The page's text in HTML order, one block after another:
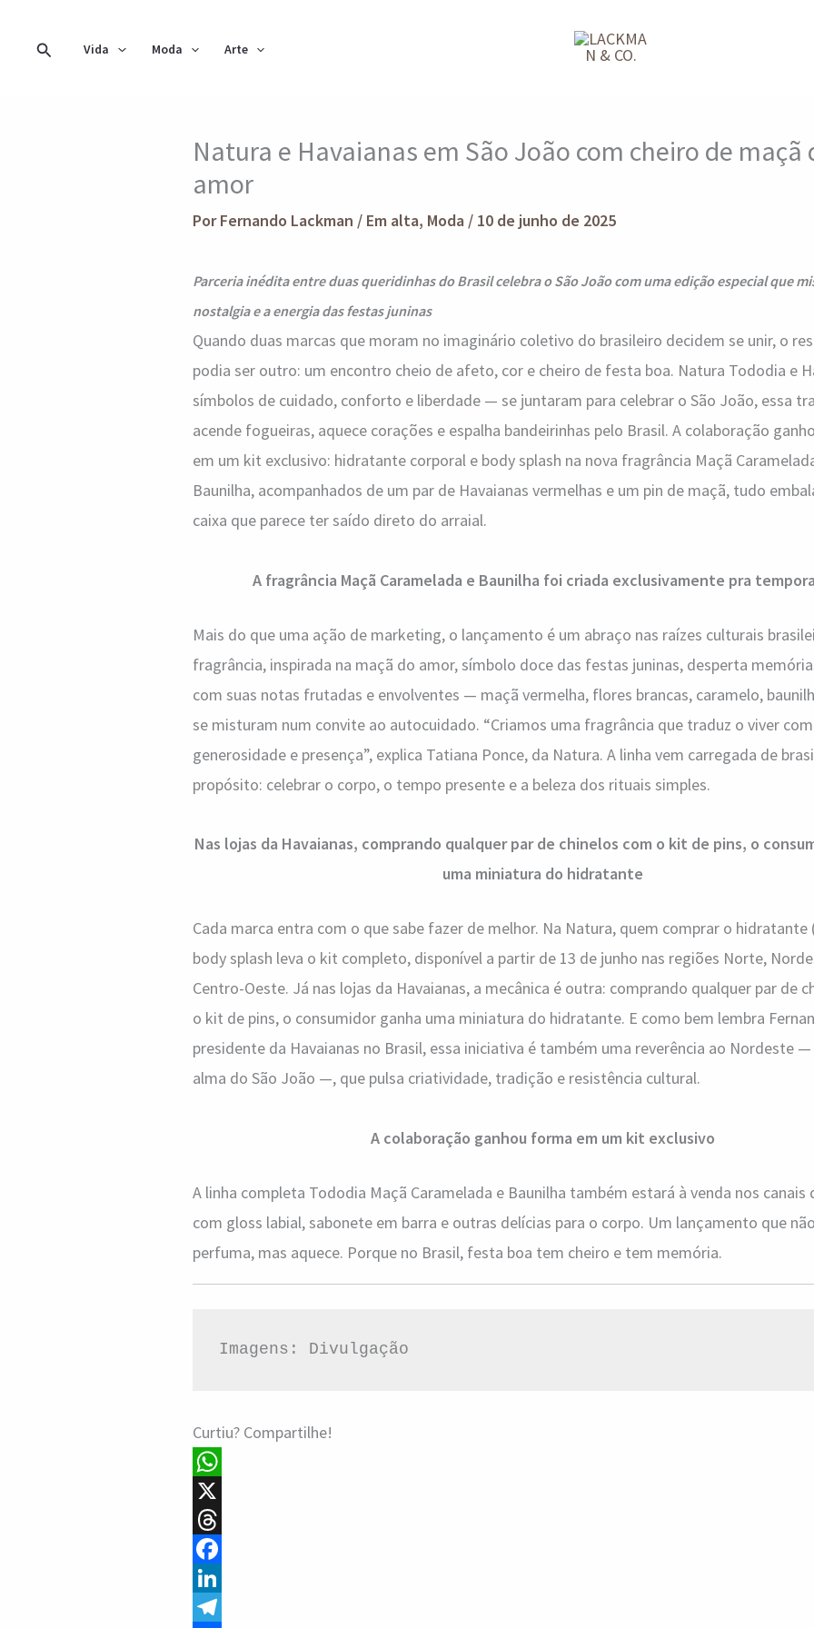
Pesquisar
Vida Moda Arte
Natura e Havaianas em São João com cheiro de maçã
amor
PorFernando Lackman / Em alta, Moda / 10 de junho de 2025
Parceria inédita entre duas queridinhas do Brasil celebra o São João com uma edição especial que
nostalgia e a energia das festas juninas
Quando duas marcas que moram no imaginário coletivo do brasileiro decidem se unir, o
podia ser outro: um encontro cheio de afeto, cor e cheiro de festa boa. Natura Tododia e
símbolos de cuidado, conforto e liberdade — se juntaram para celebrar o São João, essa
acende fogueiras, aquece corações e espalha bandeirinhas pelo Brasil. A colaboração
em um kit exclusivo: hidratante corporal e body splash na nova fragrância Maçã
Baunilha, acompanhados de um par de Havaianas vermelhas e um pin de maçã, tudo
caixa que parece ter saído direto do arraial.
A fragrância Maçã Caramelada e Baunilha foi criada exclusivamente pra
Mais do que uma ação de marketing, o lançamento é um abraço nas raízes culturais
fragrância, inspirada na maçã do amor, símbolo doce das festas juninas, desperta
com suas notas frutadas e envolventes — maçã vermelha, flores brancas, caramelo,
se misturam num convite ao autocuidado. “Criamos uma fragrância que traduz o viver com
generosidade e presença”, explica Tatiana Ponce, da Natura. A linha vem carregada de
propósito: celebrar o corpo, o tempo presente e a beleza dos rituais simples.
Nas lojas da Havaianas, comprando qualquer par de chinelos com o kit de pins, o
uma miniatura do hidratante
Cada marca entra com o que sabe fazer de melhor. Na Natura, quem comprar o hidratante
body splash leva o kit completo, disponível a partir de 13 de junho nas regiões Norte,
Centro-Oeste. Já nas lojas da Havaianas, a mecânica é outra: comprando qualquer par de
o kit de pins, o consumidor ganha uma miniatura do hidratante. E como bem lembra
presidente da Havaianas no Brasil, essa iniciativa é também uma reverência ao Nordeste
alma do São João —, que pulsa criatividade, tradição e resistência cultural.
A colaboração ganhou forma em um kit exclusivo
A linha completa Tododia Maçã Caramelada e Baunilha também estará à venda nos canais
com gloss labial, sabonete em barra e outras delícias para o corpo. Um lançamento que
perfuma, mas aquece. Porque no Brasil, festa boa tem cheiro e tem memória.
Imagens: Divulgação
Curtiu? Compartilhe!
W
h
a
t
s
X
T
h
r
F
aL